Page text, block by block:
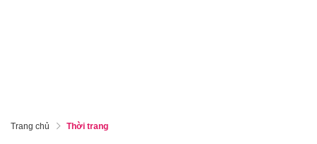
Trang chủ Thời trang